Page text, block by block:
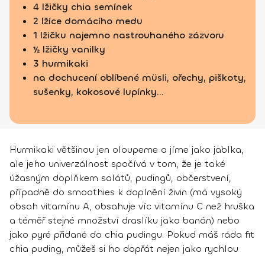
4 lžičky chia semínek
2 lžíce domácího medu
1 lžičku najemno nastrouhaného zázvoru
½ lžičky vanilky
3 hurmikaki
na dochucení oblíbené müsli, ořechy, piškoty,
sušenky, kokosové lupínky...
Hurmikaki většinou jen oloupeme a jíme jako jablka,
ale jeho univerzálnost spočívá v tom, že je také
úžasným doplňkem salátů, pudingů, občerstvení,
případně do smoothies k doplnění živin (má vysoký
obsah vitamínu A, obsahuje víc vitamínu C než hruška
a téměř stejné množství draslíku jako banán) nebo
jako pyré přidané do chia pudingu. Pokud máš ráda fit
chia puding, můžeš si ho dopřát nejen jako rychlou